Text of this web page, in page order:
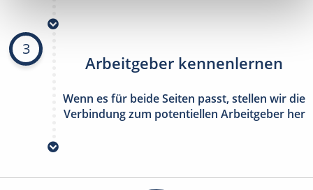
3
Arbeitgeber kennenlernen
Wenn es für beide Seiten passt, stellen wir die
Verbindung zum potentiellen Arbeitgeber her